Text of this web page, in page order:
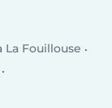
La Fouillouse